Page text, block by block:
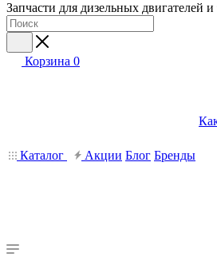
Запчасти для дизельных двигателей
Корзина 0
Каталог Акции Блог Бренды